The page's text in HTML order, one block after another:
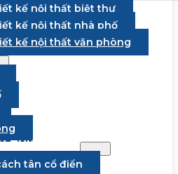
kế nội thất biệt thự
kế nội thất nhà phố
kế nội thất văn phòng
THIẾT KẾ
tân cổ điển